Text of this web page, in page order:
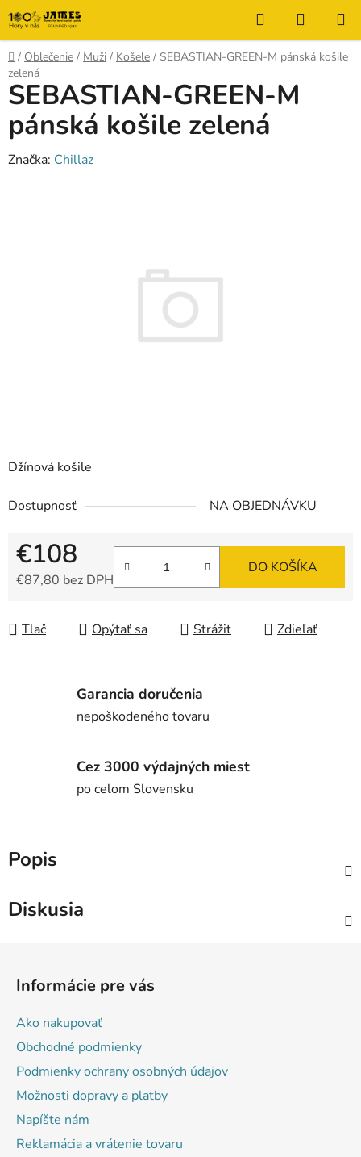
Prejsť
na
obsah
Hľadať
KOŠÍK
Domov
/ Oblečenie / Muži / Košele / SEBASTIAN-GREEN-M pánská košile
zelená
Džínová košile
Dostupnosť NA OBJEDNÁVKU
€108
€87,80 bez DPH
DO KOŠÍKA
Tlač Opýtať sa Strážiť Zdieľať
SEBASTIAN-GREEN-M
pánská košile zelená
Značka: Chillaz
Garancia doručenia
nepoškodeného tovaru
Cez 3000 výdajných miest
po celom Slovensku
Popis
Diskusia
Informácie pre vás
Ako nakupovať
Obchodné podmienky
Podmienky ochrany osobných údajov
Možnosti dopravy a platby
Napíšte nám
Reklamácia a vrátenie tovaru